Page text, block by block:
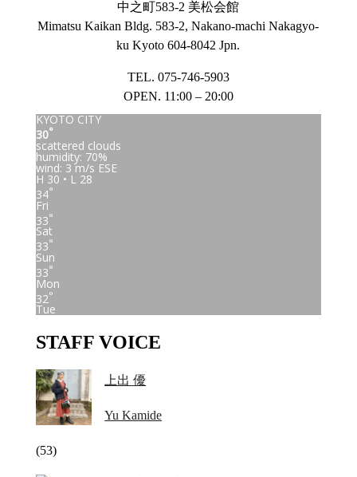
中之町583-2 美松会館
Mimatsu Kaikan Bldg. 583-2, Nakano-machi Nakagyo-
ku Kyoto 604-8042 Jpn.
TEL. 075-746-5903
OPEN. 11:00 – 20:00
KYOTO CITY
30°
scattered clouds
humidity: 70%
wind: 3 m/s ESE
H 30 • L 28
34°
Fri
33°
Sat
33°
Sun
33°
Mon
32°
Tue
STAFF VOICE
上出 優
Yu Kamide
(53)